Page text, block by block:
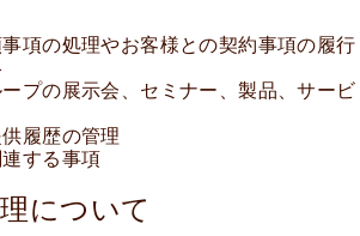
項の処理やお客様との契約事項の履行
プの展示会、セミナー、製品、サービ
履歴の管理
する事項
について